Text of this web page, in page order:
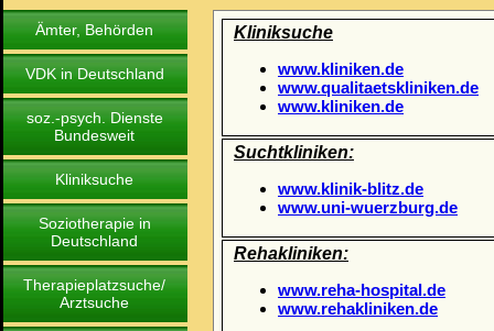
Ämter, Behörden
VDK in Deutschland
soz.-psych. Dienste
Bundesweit
Kliniksuche
Soziotherapie in
Deutschland
Therapieplatzsuche/
Arztsuche
Kliniksuche
www.kliniken.de
www.qualitaetskliniken.de
www.kliniken.de
Suchtkliniken:
www.klinik-blitz.de
www.uni-wuerzburg.de
Rehakliniken:
www.reha-hospital.de
www.rehakliniken.de